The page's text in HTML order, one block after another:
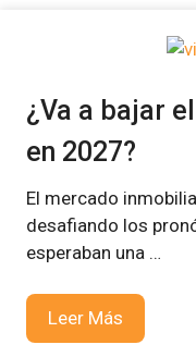
¿Va a bajar
en 2027?
El mercado
desafiando los
esperaban una …
Leer Más